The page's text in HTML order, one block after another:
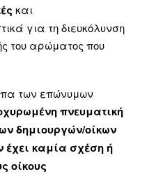
και
για τη διευκόλυνση
του αρώματος που
των επώνυμων
πνευματική
δημιουργών/οίκων
έχει καμία σχέση ή
οίκους